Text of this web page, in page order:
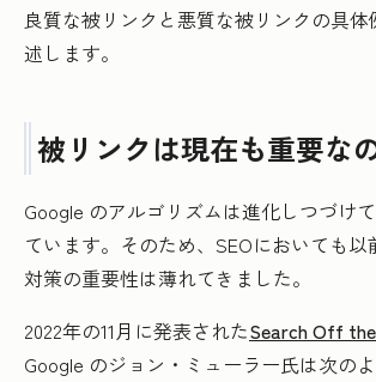
良質な被リンクと悪質な被リンクの具
述します。
被リンクは現在も重要な
Google のアルゴリズムは進化しつづけ
ています。そのため、SEOにおいても以
対策の重要性は薄れてきました。
2022年の11月に発表されたSearch Off
Google のジョン・ミューラー氏は次の